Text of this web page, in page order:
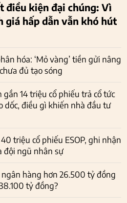
điều kiện đại chúng: Vì
giá hấp dẫn vẫn khó hút
hóa: ‘Mỏ vàng’ tiền gửi nâng
đủ tạo sóng
14 triệu cổ phiếu trả cổ tức
dốc, điều gì khiến nhà đầu tư
triệu cổ phiếu ESOP, ghi nhận
đội ngũ nhân sự
hàng hơn 26.500 tỷ đồng
tỷ đồng?